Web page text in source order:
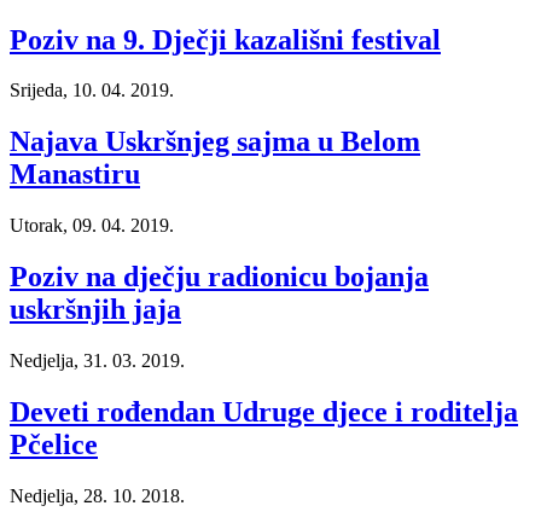
Poziv na 9. Dječji kazališni festival
Srijeda, 10. 04. 2019.
Najava Uskršnjeg sajma u Belom
Manastiru
Utorak, 09. 04. 2019.
Poziv na dječju radionicu bojanja
uskršnjih jaja
Nedjelja, 31. 03. 2019.
Deveti rođendan Udruge djece i roditelja
Pčelice
Nedjelja, 28. 10. 2018.